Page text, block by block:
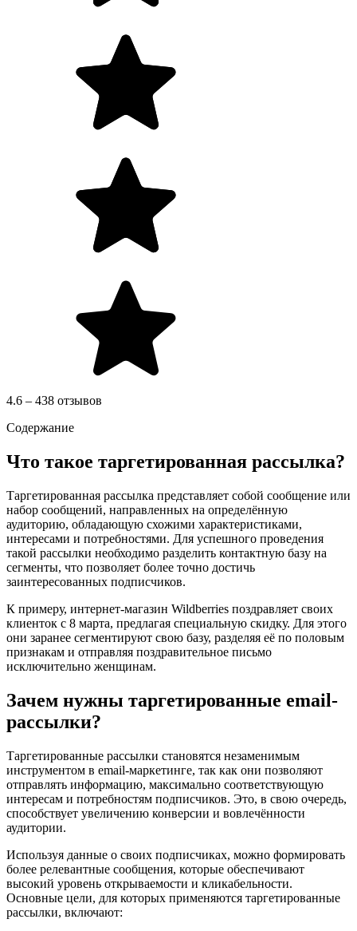
4.6 – 438 отзывов
Содержание
Что такое таргетированная рассылка?
Таргетированная рассылка представляет собой сообщениe или
набор сообщений, направленных на определённую
аудиторию, обладающую схожими характеристиками,
интересами и потребностями. Для успешного проведения
такой рассылки необходимо разделить контактную базу на
сегменты, что позволяет более точно достичь
заинтересованных подписчиков.
К примеру, интернет-магазин Wildberries поздравляет своих
клиенток с 8 марта, предлагая специальную скидку. Для этого
они заранее сегментируют свою базу, разделяя её по половым
признакам и отправляя поздравительное письмо
исключительно женщинам.
Зачем нужны таргетированные email-
рассылки?
Таргетированные рассылки становятся незаменимым
инструментом в email-маркетинге, так как они позволяют
отправлять информацию, максимально соответствующую
интересам и потребностям подписчиков. Это, в свою очередь,
способствует увеличению конверсии и вовлечённости
аудитории.
Используя данные о своих подписчиках, можно формировать
более релевантные сообщения, которые обеспечивают
высокий уровень открываемости и кликабельности.
Основные цели, для которых применяются таргетированные
рассылки, включают: